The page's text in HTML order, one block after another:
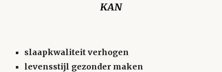
KAN
slaapkwaliteit verhogen
levensstijl gezonder maken